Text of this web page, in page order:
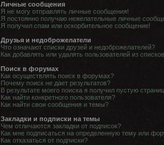
Личные сообщения
Я не могу отправлять личные сообщения!
Я постоянно получаю нежелательные личные
Я получил спам или оскорбительное сообщение!
Друзья и недоброжелатели
Что означают списки друзей и недоброжелателей?
Как добавлять или удалять пользователей из
Поиск в форумах
Как осуществлять поиск в форумах?
Почему поиск не дает результатов?
В результате моего поиска я получил пустую
Как найти конкретного пользователя?
Как найти свои сообщения и темы?
Закладки и подписки на темы
Чем отличаются закладки от подписок?
Как мне подписаться на определенную тему или
Как отказаться от подписки?